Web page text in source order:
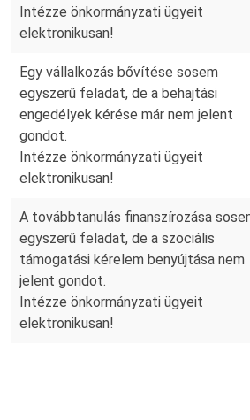
Intézze önkormányzati ügyeit
elektronikusan!
Egy vállalkozás bővítése sosem
egyszerű feladat, de a behajtási
engedélyek kérése már nem jelent
gondot.
Intézze önkormányzati ügyeit
elektronikusan!
A továbbtanulás finanszírozása
egyszerű feladat, de a szociális
támogatási kérelem benyújtása nem
jelent gondot.
Intézze önkormányzati ügyeit
elektronikusan!